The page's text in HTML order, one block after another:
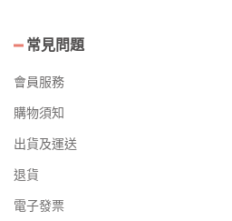
常見問題
會員服務
購物須知
出貨及運送
退貨
電子發票